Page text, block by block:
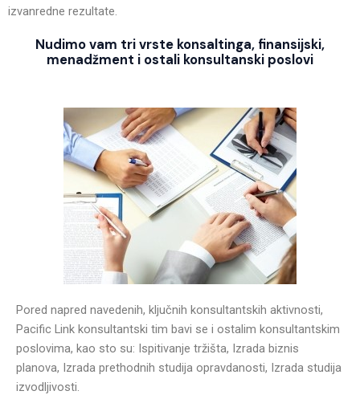
izvanredne rezultate.
Nudimo vam tri vrste konsaltinga, finansijski,
menadžment i ostali konsultanski poslovi
Pored napred navedenih, ključnih konsultantskih aktivnosti,
Pacific Link konsultantski tim bavi se i ostalim konsultantskim
poslovima, kao sto su: Ispitivanje tržišta, Izrada biznis
planova, Izrada prethodnih studija opravdanosti, Izrada studija
izvodljivosti.